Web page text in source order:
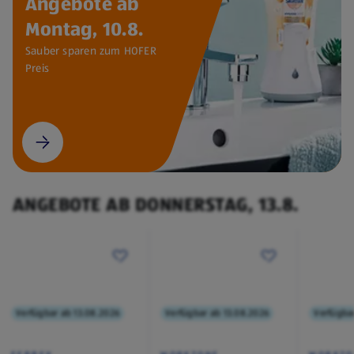
Montag, 10.8.
Sauber sparen zum HOFER
Preis
ANGEBOTE AB DONNERSTAG, 13.8.
Verfügbar ab 13.08.2026 Verfügbar ab 13.08.2026